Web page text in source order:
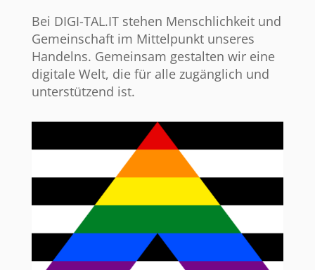
Bei DIGI-TAL.IT stehen Menschlichkeit und
Gemeinschaft im Mittelpunkt unseres
Handelns. Gemeinsam gestalten wir eine
digitale Welt, die für alle zugänglich und
unterstützend ist.